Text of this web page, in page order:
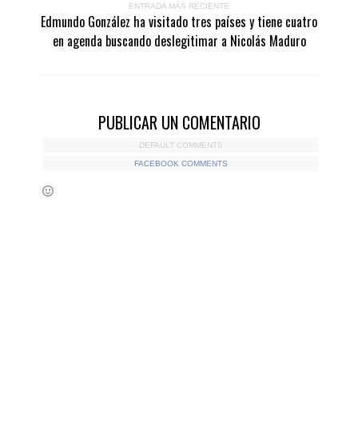
ENTRADA MÁS RECIENTE
Edmundo González ha visitado tres países y tiene cuatro
en agenda buscando deslegitimar a Nicolás Maduro
PUBLICAR UN COMENTARIO
DEFAULT COMMENTS
FACEBOOK COMMENTS